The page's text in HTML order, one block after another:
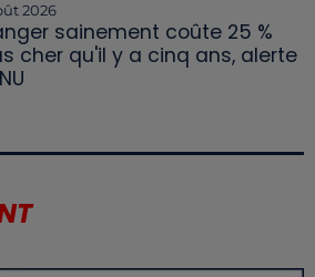
2026
sainement coûte 25 %
cher qu'il y a cinq ans, alerte